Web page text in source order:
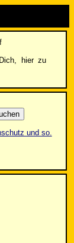
hier zu
und so.